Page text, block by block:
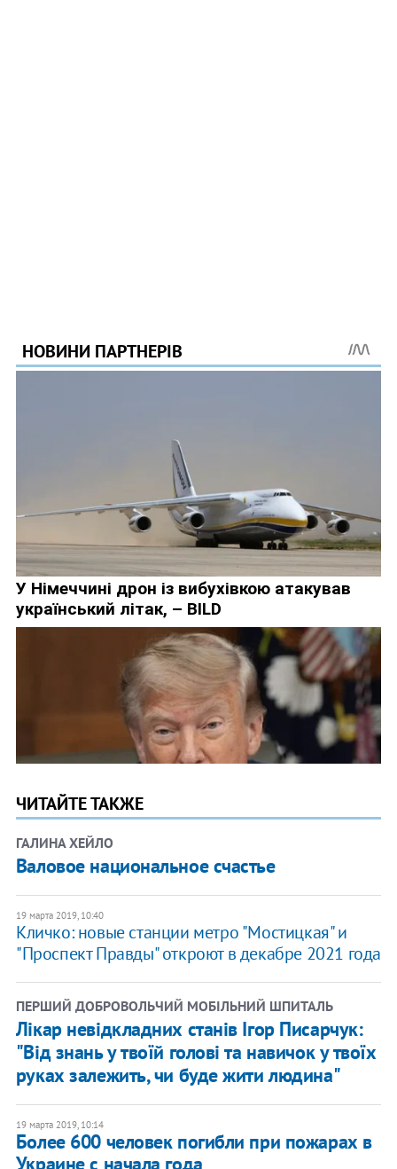
ЧИТАЙТЕ ТАКЖЕ
ГАЛИНА ХЕЙЛО
Валовое национальное счастье
19 марта 2019, 10:40
Кличко: новые станции метро "Мостицкая" и
"Проспект Правды" откроют в декабре 2021 года
ПЕРШИЙ ДОБРОВОЛЬЧИЙ МОБІЛЬНИЙ ШПИТАЛЬ
Лікар невідкладних станів Ігор Писарчук:
"Від знань у твоїй голові та навичок у твоїх
руках залежить, чи буде жити людина"
19 марта 2019, 10:14
Более 600 человек погибли при пожарах в
Украине с начала года